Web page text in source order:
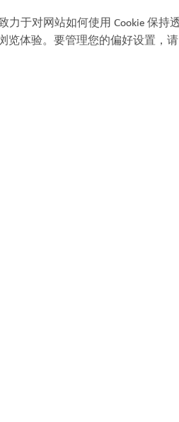
力于对网站如何使用 Cookie 保持
览体验。要管理您的偏好设置，请